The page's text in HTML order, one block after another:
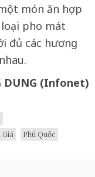
món ăn hợp
pho mát
đủ các hương
DUNG (Infonet)
Giá
Phú Quốc